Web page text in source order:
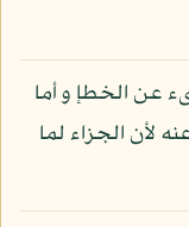
عن الخطإ و أما
لأن الجزاء لما